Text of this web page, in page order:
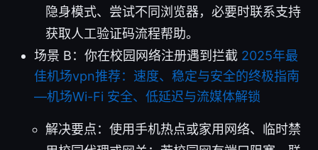
隐身模式、尝试不同浏览器，必要时联系支持
获取人工验证码流程帮助。
场景 B：你在校园网络注册遇到拦截 2025年最
佳机场vpn推荐：速度、稳定与安全的终极指南
—机场Wi-Fi 安全、低延迟与流媒体解锁
解决要点：使用手机热点或家用网络、临时禁